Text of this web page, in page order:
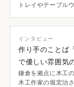
トレイやテーブル
インタビュー
作り手のことば
で優しい雰囲気
鎌倉を拠点に木工
木工作家の堀宏治